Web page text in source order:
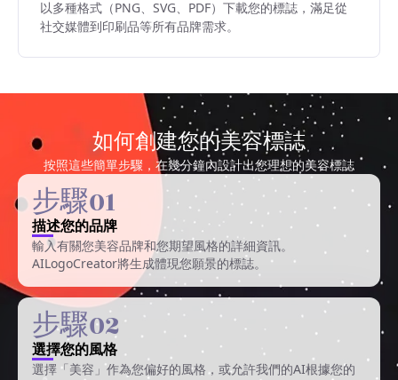
以多種格式（PNG、SVG、PDF）下載您的標誌，滿足從
社交媒體到印刷品等所有品牌需求。
如何創建您的美容標誌
按照這些簡單步驟，在幾分鐘內設計出您理想的美容標誌
步驟01
描述您的品牌
輸入有關您美容品牌和您期望風格的詳細資訊。
AILogoCreator將生成體現您願景的標誌。
步驟02
選擇您的風格
選擇「美容」作為您偏好的風格，或允許我們的AI根據您的